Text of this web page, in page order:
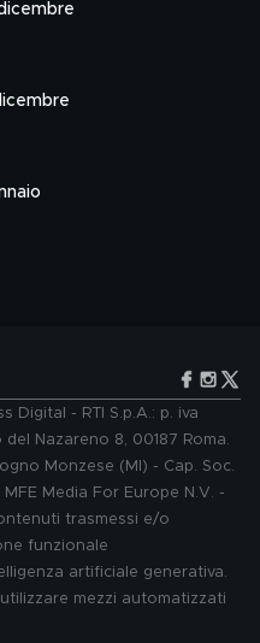
Digital - RTI S.p.A.: p. iva
Nazareno 8, 00187 Roma.
Monzese (MI) - Cap. Soc.
Media For Europe N.V. -
trasmessi e/o
funzionale
artificiale generativa.
mezzi automatizzati